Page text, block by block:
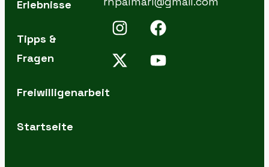
Erlebnisse
Tipps &
Fragen
Freiwilligenarbeit
Startseite